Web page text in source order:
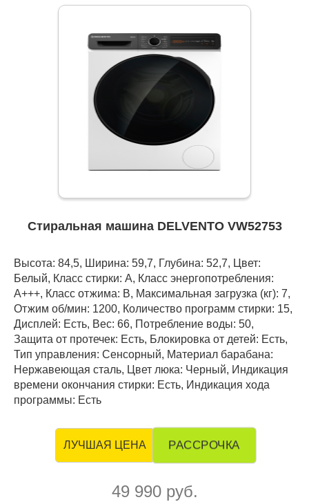
Стиральная машина DELVENTO VW52753
Высота: 84,5, Ширина: 59,7, Глубина: 52,7, Цвет:
Белый, Класс стирки: A, Класс энергопотребления:
А+++, Класс отжима: B, Максимальная загрузка (кг): 7,
Отжим об/мин: 1200, Количество программ стирки: 15,
Дисплей: Есть, Вес: 66, Потребление воды: 50,
Защита от протечек: Есть, Блокировка от детей: Есть,
Тип управления: Сенсорный, Материал барабана:
Нержавеющая сталь, Цвет люка: Черный, Индикация
времени окончания стирки: Есть, Индикация хода
программы: Есть
ЛУЧШАЯ ЦЕНА РАССРОЧКА
49 990 руб.